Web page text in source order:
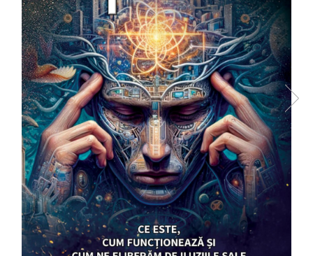
Psihologie
Dezvoltare personală
Astrologie
Știință
Seria Montauk
Mistere
Seria Chico Xavier
Seria Helena Blavatsky
Oracole
Sănătate
Umor
Ficțiune